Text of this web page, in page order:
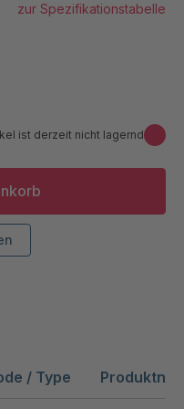
/ Type
ist derzeit nicht lagernd
zur Spezifikationstabelle